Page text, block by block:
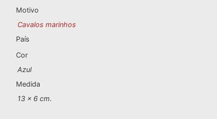
Alicante
Barcelona
Motivo
Cavalos marinhos
País
Cor
Azul
Medida
13 x 6 cm.